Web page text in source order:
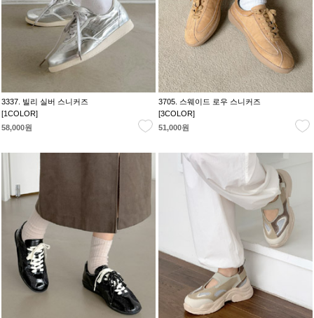
3337. 빌리 실버 스니커즈
[1COLOR]
58,000원
3705. 스웨이드 로우 스니커즈
[3COLOR]
51,000원